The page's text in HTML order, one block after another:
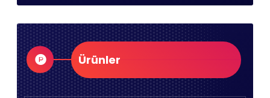
Ürünler